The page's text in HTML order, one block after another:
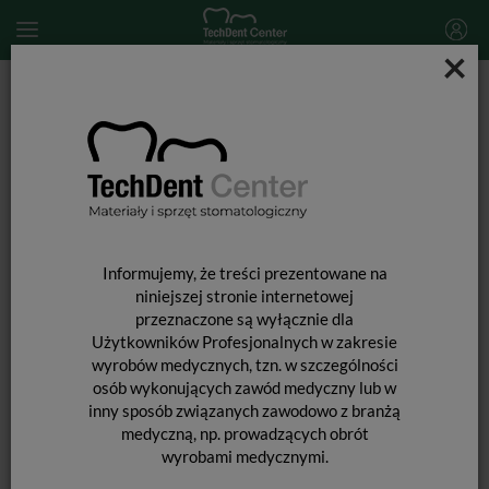
×
Informujemy, że treści prezentowane na
niniejszej stronie internetowej
przeznaczone są wyłącznie dla
Użytkowników Profesjonalnych w zakresie
wyrobów medycznych, tzn. w szczególności
osób wykonujących zawód medyczny lub w
inny sposób związanych zawodowo z branżą
medyczną, np. prowadzących obrót
wyrobami medycznymi.